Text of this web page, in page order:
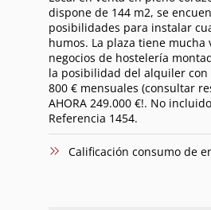
dispone de 144 m2, se
posibilidades para instalar
humos. La plaza tiene
negocios de hostelería
la posibilidad del alquiler
800 € mensuales (consultar
AHORA 249.000 €!. No
Referencia 1454.
Calificación consumo de